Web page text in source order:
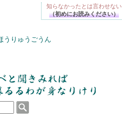
うりゅうごうん
みれば遊ばれ暮るるわが
りけり
知らなかったとは言わせない
（初めにお読みください）